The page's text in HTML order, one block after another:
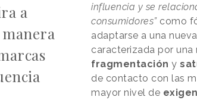
a
influencia y se
consumidores”como
adaptarse a una
caracterizada por una
fragmentación y
de contacto con las
mayor nivel de